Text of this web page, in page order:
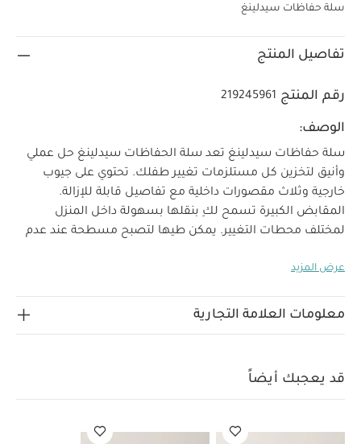
سلة حفاظات سيدلينغ
تفاصيل المنتج
رقم المنتج 219245961
الوصف:
سلة حفاظات سيدلينغ تعد سلة الحفاظات سيدلينغ حل عملي
وأنيق لتخزين كل مستلزمات تغيير طفلك. تحتوي على جيوب
خارجية وثلاث مقصورات داخلية مع تفاصيل قابلة للإزالة.
المقابض الكبيرة تسمح لكِ بنقلها بسهولة داخل المنزل
لمختلف محطات التغيير. يمكن طيها لتصبح مسطحة عند عدم
الوافل وبطبعة جميلة بلون سيدلينج، متناسقة مع مجموعة
وثلاث مقصورات داخلية مع تفاصيل قابلة للإزالة.
ثلاث مقصورات داخلية لتنظيم الحفاضات، المناديل، وجميع
مستلزمات التغيير الأخرى.
الحمل والتنقل داخل المنزل بسهولة.
يمكن طيها لتصبح
عرض المزيد
معلومات العلامة التجارية
قد يعجبك أيضاً